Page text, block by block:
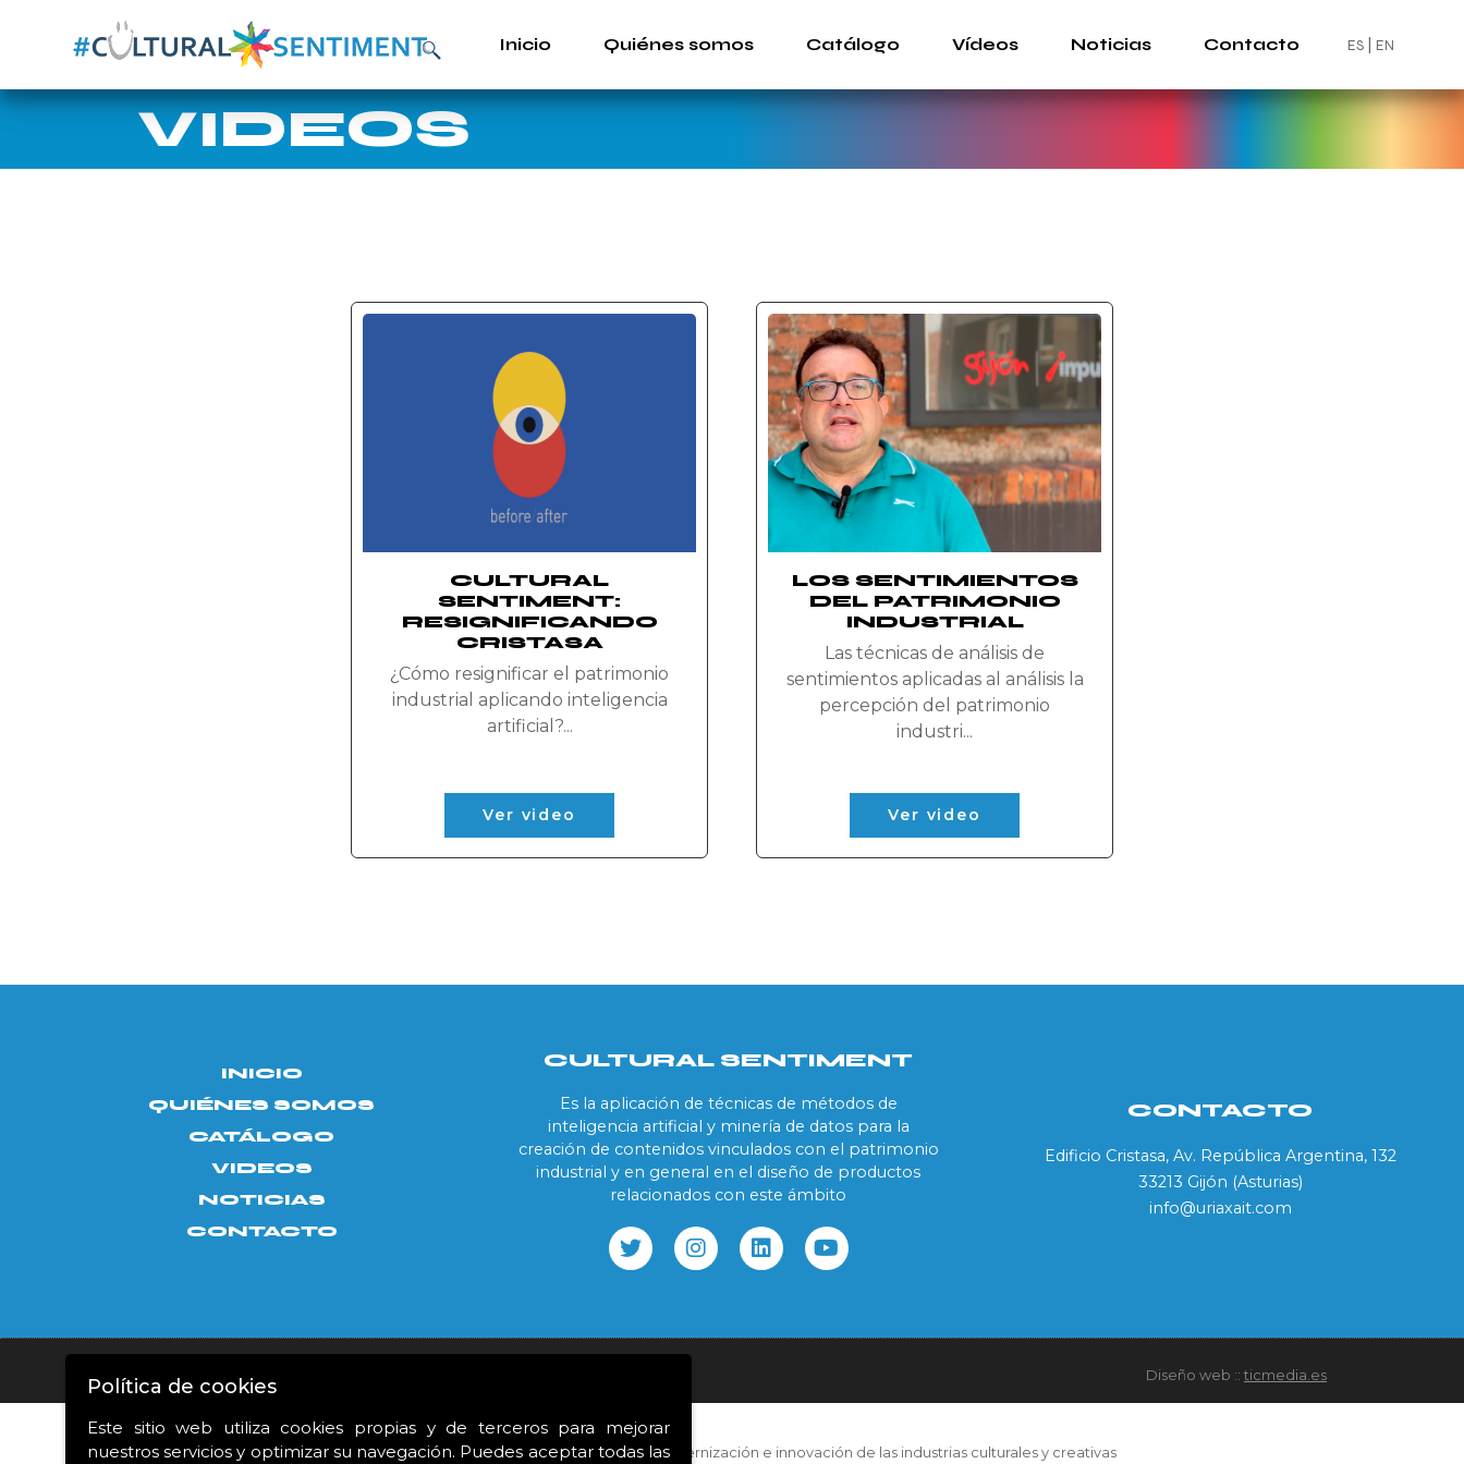
Inicio Quiénes somos Catálogo Vídeos Noticias Contacto ES EN
VIDEOS
CULTURAL
SENTIMENT:
RESIGNIFICANDO
CRISTASA
¿Cómo resignificar el patrimonio
industrial aplicando inteligencia
artificial?...
Ver video
LOS SENTIMIENTOS
DEL PATRIMONIO
INDUSTRIAL
Las técnicas de análisis de
sentimientos aplicadas al análisis la
percepción del patrimonio
industri...
Ver video
INICIO
QUIÉNES SOMOS
CATÁLOGO
VIDEOS
NOTICIAS
CONTACTO
CULTURAL SENTIMENT
Es la aplicación de técnicas de métodos de
inteligencia artificial y minería de datos para la
creación de contenidos vinculados con el patrimonio
industrial y en general en el diseño de productos
relacionados con este ámbito
CONTACTO
Edificio Cristasa, Av. República Argentina, 132
33213 Gijón (Asturias)
info@uriaxait.com
Aviso legal Política de privacidad Diseño web :: ticmedia.es
Proyecto financiado con las ayudas para la modernización e innovación de las industrias culturales y creativas
Política de cookies
Este sitio web utiliza cookies propias y de terceros para mejorar
nuestros servicios y optimizar su navegación. Puedes aceptar todas las